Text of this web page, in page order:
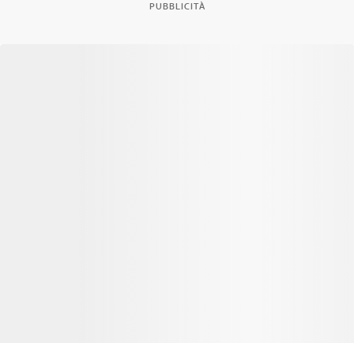
PUBBLICITÀ